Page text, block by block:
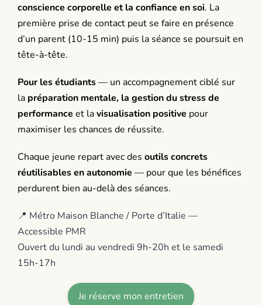
conscience corporelle et la confiance en soi. La
première prise de contact peut se faire en présence
d’un parent (10-15 min) puis la séance se poursuit en
tête-à-tête.
Pour les étudiants— un accompagnement ciblé sur
la préparation mentale, la gestion du stress de
performance et lavisualisation positive pour
maximiser les chances de réussite.
Chaque jeune repart avec des outils concrets
réutilisables en autonomie — pour que les bénéfices
perdurent bien au-delà des séances.
📍 Métro Maison Blanche / Porte d’Italie —
Accessible PMR
Ouvert du lundi au vendredi 9h-20h et le samedi
15h-17h
Je réserve mon entretien